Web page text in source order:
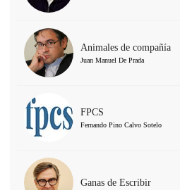
Animales de compañía
Juan Manuel De Prada
FPCS
Fernando Pino Calvo Sotelo
Ganas de Escribir